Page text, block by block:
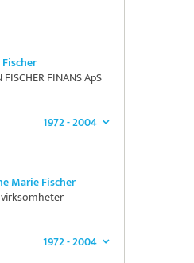
FISCHER FINANS ApS
1972 - 2004
Marie Fischer
1972 - 2004